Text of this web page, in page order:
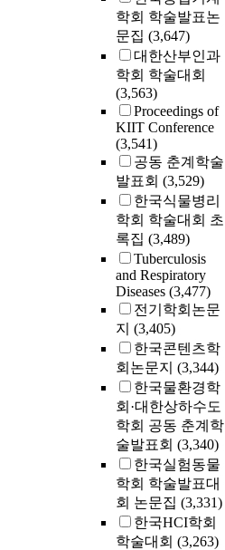
학회 학술발표논
문집 (3,647)
대한산부인과
학회 학술대회
(3,563)
Proceedings of
KIIT Conference
(3,541)
공동 춘계학술
발표회 (3,529)
한국식물병리
학회 학술대회 초
록집 (3,489)
Tuberculosis
and Respiratory
Diseases (3,477)
전기학회논문
지 (3,405)
한국콘텐츠학
회논문지 (3,344)
한국물환경학
회·대한상하수도
학회 공동 춘계학
술발표회 (3,340)
한국실험동물
학회 학술발표대
회 논문집 (3,331)
한국HCI학회
학술대회 (3,263)